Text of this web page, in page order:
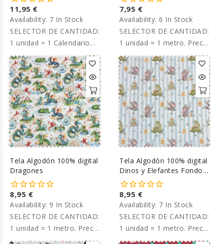
11,95 €
Availability: 7 In Stock
SELECTOR DE CANTIDAD:
1 unidad = 1 Calendario
Adviento completo. Precio
por panel.
7,95 €
Availability: 6 In Stock
SELECTOR DE CANTIDAD:
1 unidad = 1 metro. Precio
por metro.
Tela Algodón 100% digital
Dragones
8,95 €
Availability: 9 In Stock
SELECTOR DE CANTIDAD:
1 unidad = 1 metro. Precio
por metro.
Tela Algodón 100% digital
Dinos y Elefantes Fondo
Raya
8,95 €
Availability: 7 In Stock
SELECTOR DE CANTIDAD:
1 unidad = 1 metro. Precio
por metro.